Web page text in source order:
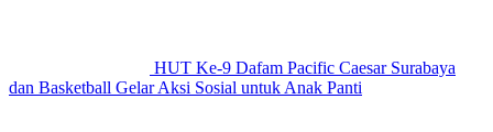
HUT Ke-9 Dafam Pacific Caesar Surabaya
dan Basketball Gelar Aksi Sosial untuk Anak Panti